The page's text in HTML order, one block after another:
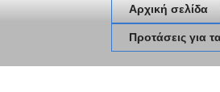
Αρχική σελίδα
Προτάσεις για